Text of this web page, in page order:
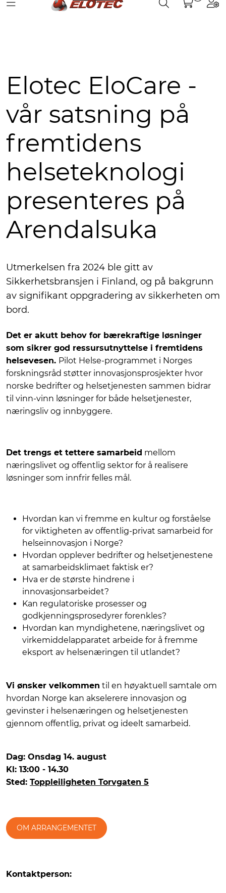
Skip to main content Partnerweb
Toggle navigation Toggle search
Utmerkelsen fra 2024 ble gitt av
Sikkerhetsbransjen i Finland, og på bakgrunn
av signifikant oppgradering av sikkerheten om
bord.
Elotec EloCare -
vår satsning på
fremtidens
helseteknologi
presenteres på
Arendalsuka
Det er akutt behov for bærekraftige løsninger
som sikrer god ressursutnyttelse i fremtidens
helsevesen. Pilot Helse-programmet i Norges
forskningsråd støtter innovasjonsprosjekter hvor
norske bedrifter og helsetjenesten sammen bidrar
til vinn-vinn løsninger for både helsetjenester,
næringsliv og innbyggere.
Det trengs et tettere samarbeid mellom
næringslivet og offentlig sektor for å realisere
løsninger som innfrir felles mål.
Hvordan kan vi fremme en kultur og forståelse
for viktigheten av offentlig-privat samarbeid for
helseinnovasjon i Norge?
Hvordan opplever bedrifter og helsetjenestene
at samarbeidsklimaet faktisk er?
Hva er de største hindrene i
innovasjonsarbeidet?
Kan regulatoriske prosesser og
godkjenningsprosedyrer forenkles?
Hvordan kan myndighetene, næringslivet og
virkemiddelapparatet arbeide for å fremme
eksport av helsenæringen til utlandet?
Vi ønsker velkommen til en høyaktuell samtale om
hvordan Norge kan akselerere innovasjon og
gevinster i helsenæringen og helsetjenesten
gjennom offentlig, privat og ideelt samarbeid.
Dag: Onsdag 14. august
Kl: 13:00 - 14.30
Sted: Toppleiligheten Torvgaten 5
OM ARRANGEMENTET
Kontaktperson:
Hjelpesenter
Kurs
Referanser
Nettbutikk